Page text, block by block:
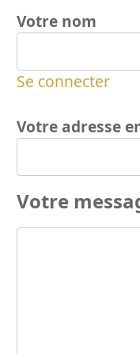
Votre nom
Se connecter
Votre adresse
Votre